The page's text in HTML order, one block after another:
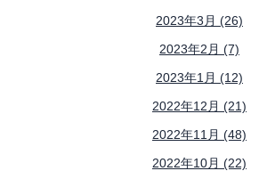
2023年3月 (26)
2023年2月 (7)
2023年1月 (12)
2022年12月 (21)
2022年11月 (48)
2022年10月 (22)